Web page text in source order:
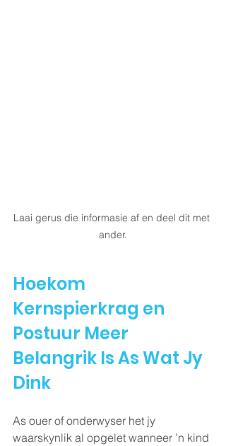
Laai gerus die informasie af en deel dit met
ander.
Hoekom
Kernspierkrag en
Postuur Meer
Belangrik Is As Wat Jy
Dink
As ouer of onderwyser het jy
waarskynlik al opgelet wanneer ’n kind